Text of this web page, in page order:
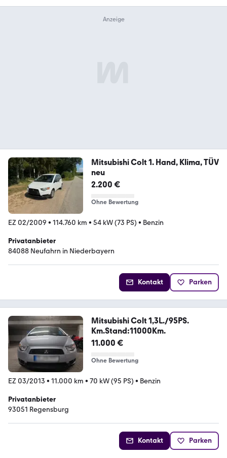
Mitsubishi Colt 1. Hand, Klima, TÜV
neu
2.200 €
Ohne Bewertung
EZ 02/2009 • 114.760 km • 54 kW (73 PS) • Benzin
Privatanbieter
84088 Neufahrn in Niederbayern
Kontakt Parken
Mitsubishi Colt 1,3L./95PS.
Km.Stand:11000Km.
11.000 €
Ohne Bewertung
EZ 03/2013 • 11.000 km • 70 kW (95 PS) • Benzin
Privatanbieter
93051 Regensburg
Kontakt Parken